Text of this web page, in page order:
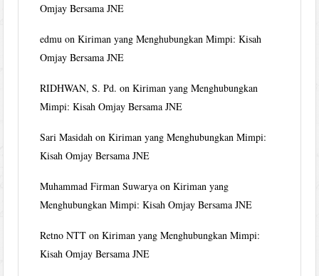
Omjay Bersama JNE
edmu onKiriman yang Menghubungkan Mimpi: Kisah
Omjay Bersama JNE
RIDHWAN, S. Pd. onKiriman yang Menghubungkan
Mimpi: Kisah Omjay Bersama JNE
Sari Masidah onKiriman yang Menghubungkan Mimpi:
Kisah Omjay Bersama JNE
Muhammad Firman Suwarya onKiriman yang
Menghubungkan Mimpi: Kisah Omjay Bersama JNE
Retno NTT onKiriman yang Menghubungkan Mimpi:
Kisah Omjay Bersama JNE